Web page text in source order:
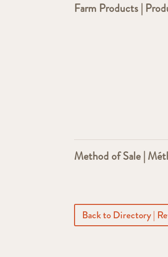
Farm Products |
Method of Sale |
Back to Directory |